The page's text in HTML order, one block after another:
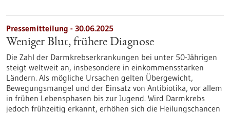
Pressemitteilung - 30.06.2025
Weniger Blut, frühere Diagnose
Die Zahl der Darmkrebserkrankungen bei unter 50-Jährigen
steigt weltweit an, insbesondere in einkommensstarken
Ländern. Als mögliche Ursachen gelten Übergewicht,
Bewegungsmangel und der Einsatz von Antibiotika, vor allem
in frühen Lebensphasen bis zur Jugend. Wird Darmkrebs
jedoch frühzeitig erkannt, erhöhen sich die Heilungschancen